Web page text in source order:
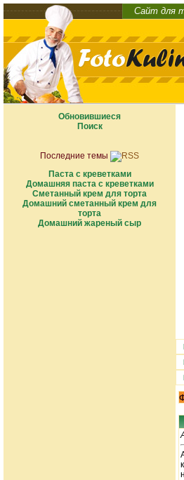
Сайт для
Обновившиеся
Поиск
Последние темы
Паста с креветками
Домашняя паста с креветками
Сметанный крем для торта
Домашний сметанный крем для
торта
Домашний жареный сыр